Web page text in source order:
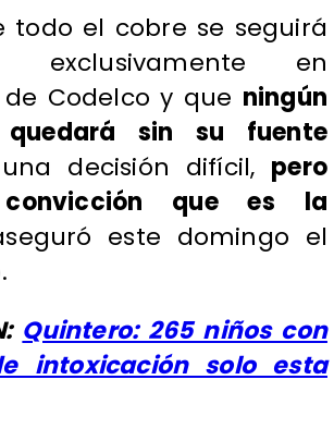
todo el cobre se seguirá
exclusivamente en
Codelco y que ningún
quedará sin su fuente
decisión difícil, pero
que es la
este domingo el
Quintero: 265 niños con
intoxicación solo esta